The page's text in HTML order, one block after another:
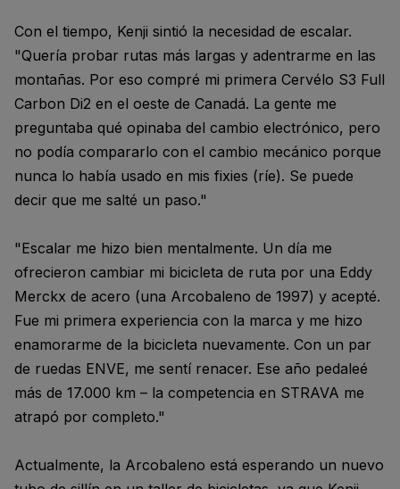
Con el tiempo, Kenji sintió la necesidad de escalar.
"Quería probar rutas más largas y adentrarme en las
montañas. Por eso compré mi primera Cervélo S3 Full
Carbon Di2 en el oeste de Canadá. La gente me
preguntaba qué opinaba del cambio electrónico, pero
no podía compararlo con el cambio mecánico porque
nunca lo había usado en mis fixies (ríe). Se puede
decir que me salté un paso."
"Escalar me hizo bien mentalmente. Un día me
ofrecieron cambiar mi bicicleta de ruta por una Eddy
Merckx de acero (una Arcobaleno de 1997) y acepté.
Fue mi primera experiencia con la marca y me hizo
enamorarme de la bicicleta nuevamente. Con un par
de ruedas ENVE, me sentí renacer. Ese año pedaleé
más de 17.000 km – la competencia en STRAVA me
atrapó por completo."
Actualmente, la Arcobaleno está esperando un nuevo